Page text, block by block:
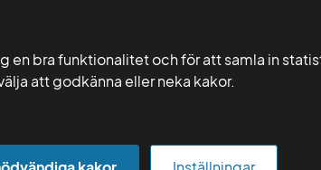
en bra funktionalitet och för att samla in
att godkänna eller neka kakor.
Rådgivning Vera Kurser